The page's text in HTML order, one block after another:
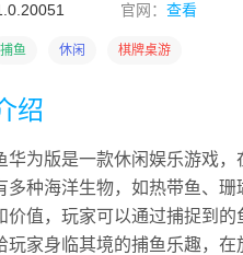
官网：查看
捕鱼 休闲 棋牌桌游
绍
华为版是一款休闲娱乐游戏
多种海洋生物，如热带鱼、
价值，玩家可以通过捕捉到
玩家身临其境的捕鱼乐趣，